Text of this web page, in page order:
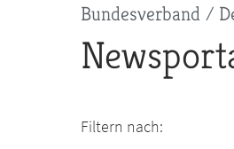
Bundesverband
Filtern nach: